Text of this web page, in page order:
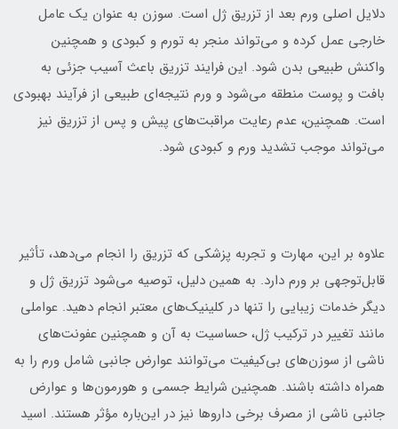
دلایل اصلی ورم بعد از تزریق ژل است. سوزن به عنوان یک عامل
خارجی عمل کرده و می‌تواند منجر به تورم و کبودی و همچنین
واکنش طبیعی بدن شود. این فرایند تزریق باعث آسیب جزئی به
بافت و پوست منطقه می‌شود و ورم نتیجه‌ای طبیعی از فرآیند بهبودی
است. همچنین، عدم رعایت مراقبت‌های پیش و پس از تزریق نیز
می‌تواند موجب تشدید ورم و کبودی شود.
علاوه بر این، مهارت و تجربه پزشکی که تزریق را انجام می‌دهد، تأثیر
قابل‌توجهی بر ورم دارد. به همین دلیل، توصیه می‌شود تزریق ژل و
دیگر خدمات زیبایی را تنها در کلینیک‌های معتبر انجام دهید. عواملی
مانند تغییر در ترکیب ژل، حساسیت به آن و همچنین عفونت‌های
ناشی از سوزن‌های بی‌کیفیت می‌توانند عوارض جانبی شامل ورم را به
همراه داشته باشند. همچنین شرایط جسمی و هورمون‌ها و عوارض
جانبی ناشی از مصرف برخی داروها نیز در این‌باره مؤثر هستند. اسید